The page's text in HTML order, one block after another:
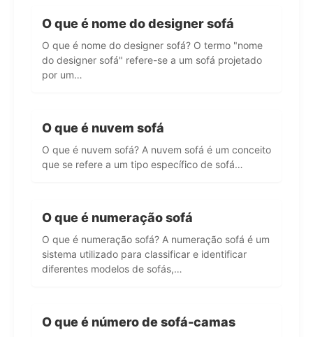
O que é nome do designer sofá
O que é nome do designer sofá? O termo "nome
do designer sofá" refere-se a um sofá projetado
por um…
O que é nuvem sofá
O que é nuvem sofá? A nuvem sofá é um conceito
que se refere a um tipo específico de sofá…
O que é numeração sofá
O que é numeração sofá? A numeração sofá é um
sistema utilizado para classificar e identificar
diferentes modelos de sofás,…
O que é número de sofá-camas